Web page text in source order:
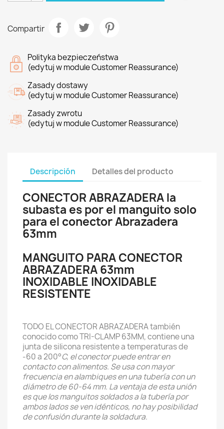
Compartir
Polityka bezpieczeństwa
(edytuj w module Customer Reassurance)
Zasady dostawy
(edytuj w module Customer Reassurance)
Zasady zwrotu
(edytuj w module Customer Reassurance)
Descripción Detalles del producto
CONECTOR ABRAZADERA la
subasta es por el manguito solo
para el conector Abrazadera
63mm
MANGUITO PARA CONECTOR
ABRAZADERA 63mm
INOXIDABLE INOXIDABLE
RESISTENTE
TODO EL CONECTOR ABRAZADERA también
conocido como TRI-CLAMP 63MM, contiene una
junta de silicona resistente a temperaturas de
-60 a 200°C, el conector puede entrar en
contacto con alimentos. Se usa con mayor
frecuencia en alambiques en una tubería con un
diámetro de 60-64 mm. La ventaja de esta unión
es que los manguitos soldados a la tubería por
ambos lados se ven idénticos, no hay posibilidad
de confusión durante la soldadura.